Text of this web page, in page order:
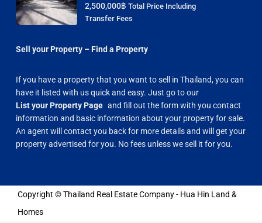
2,500,000฿ Total Price Including
Transfer Fees
Sell your Property – Find a Property
If you have a property that you want to sell in Thailand, you can
have it listed with us quick and easy. Just go to our
List your Property Page and fill out the form with you contact
information and basic information about your property for sale.
An agent will contact you back for more details and will get your
property advertised for you. No fees unless we sell it for you.
Copyright © Thailand Real Estate Company - Hua Hin Land &
Homes